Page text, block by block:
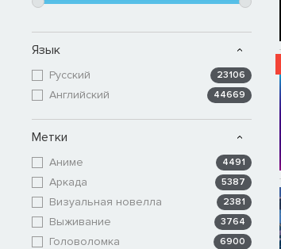
Язык
Русский 23106
Английский 44669
Метки
Аниме 4491
Аркада 5387
Визуальная новелла 2381
Выживание 3764
Головоломка 6900